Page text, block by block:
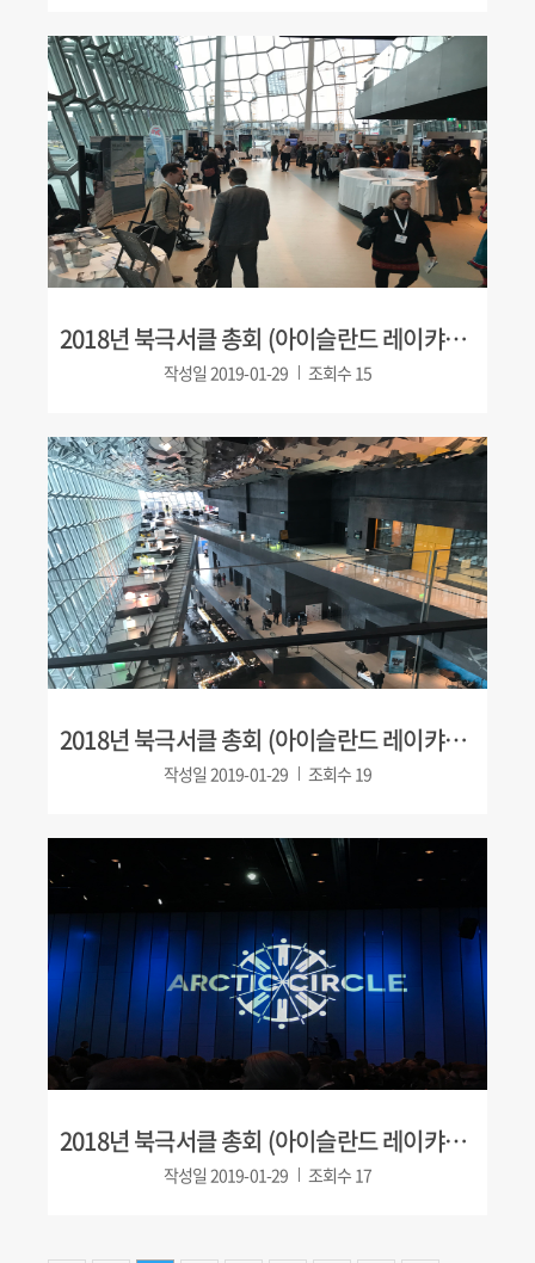
2018년 북극서클 총회 (아이슬란드 레이캬비크)
작성일 2019-01-29 조회수 15
2018년 북극서클 총회 (아이슬란드 레이캬비크)
작성일 2019-01-29 조회수 19
2018년 북극서클 총회 (아이슬란드 레이캬비크)
작성일 2019-01-29 조회수 17